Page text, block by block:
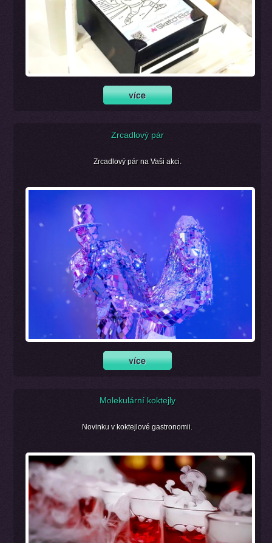
Zrcadlový pár
Zrcadlový pár na Vaši akci.
Molekulární koktejly
Novinku v koktejlové gastronomii.